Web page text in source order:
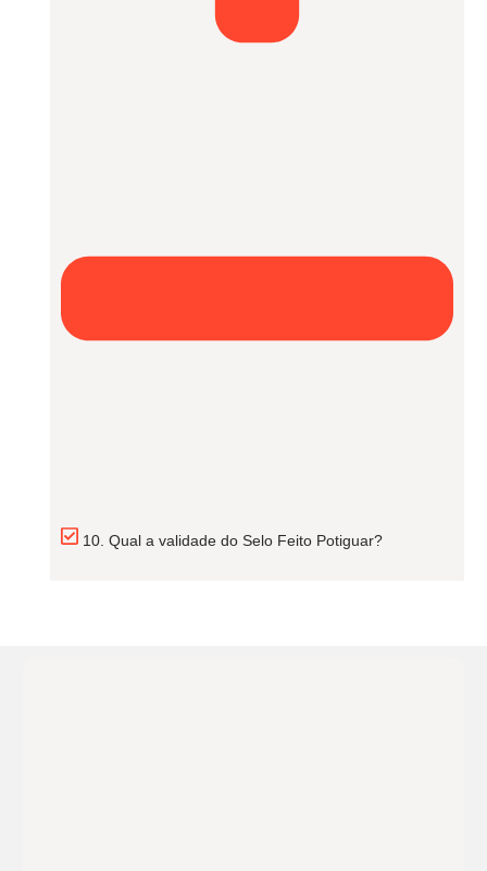
10. Qual a validade do Selo Feito Potiguar?